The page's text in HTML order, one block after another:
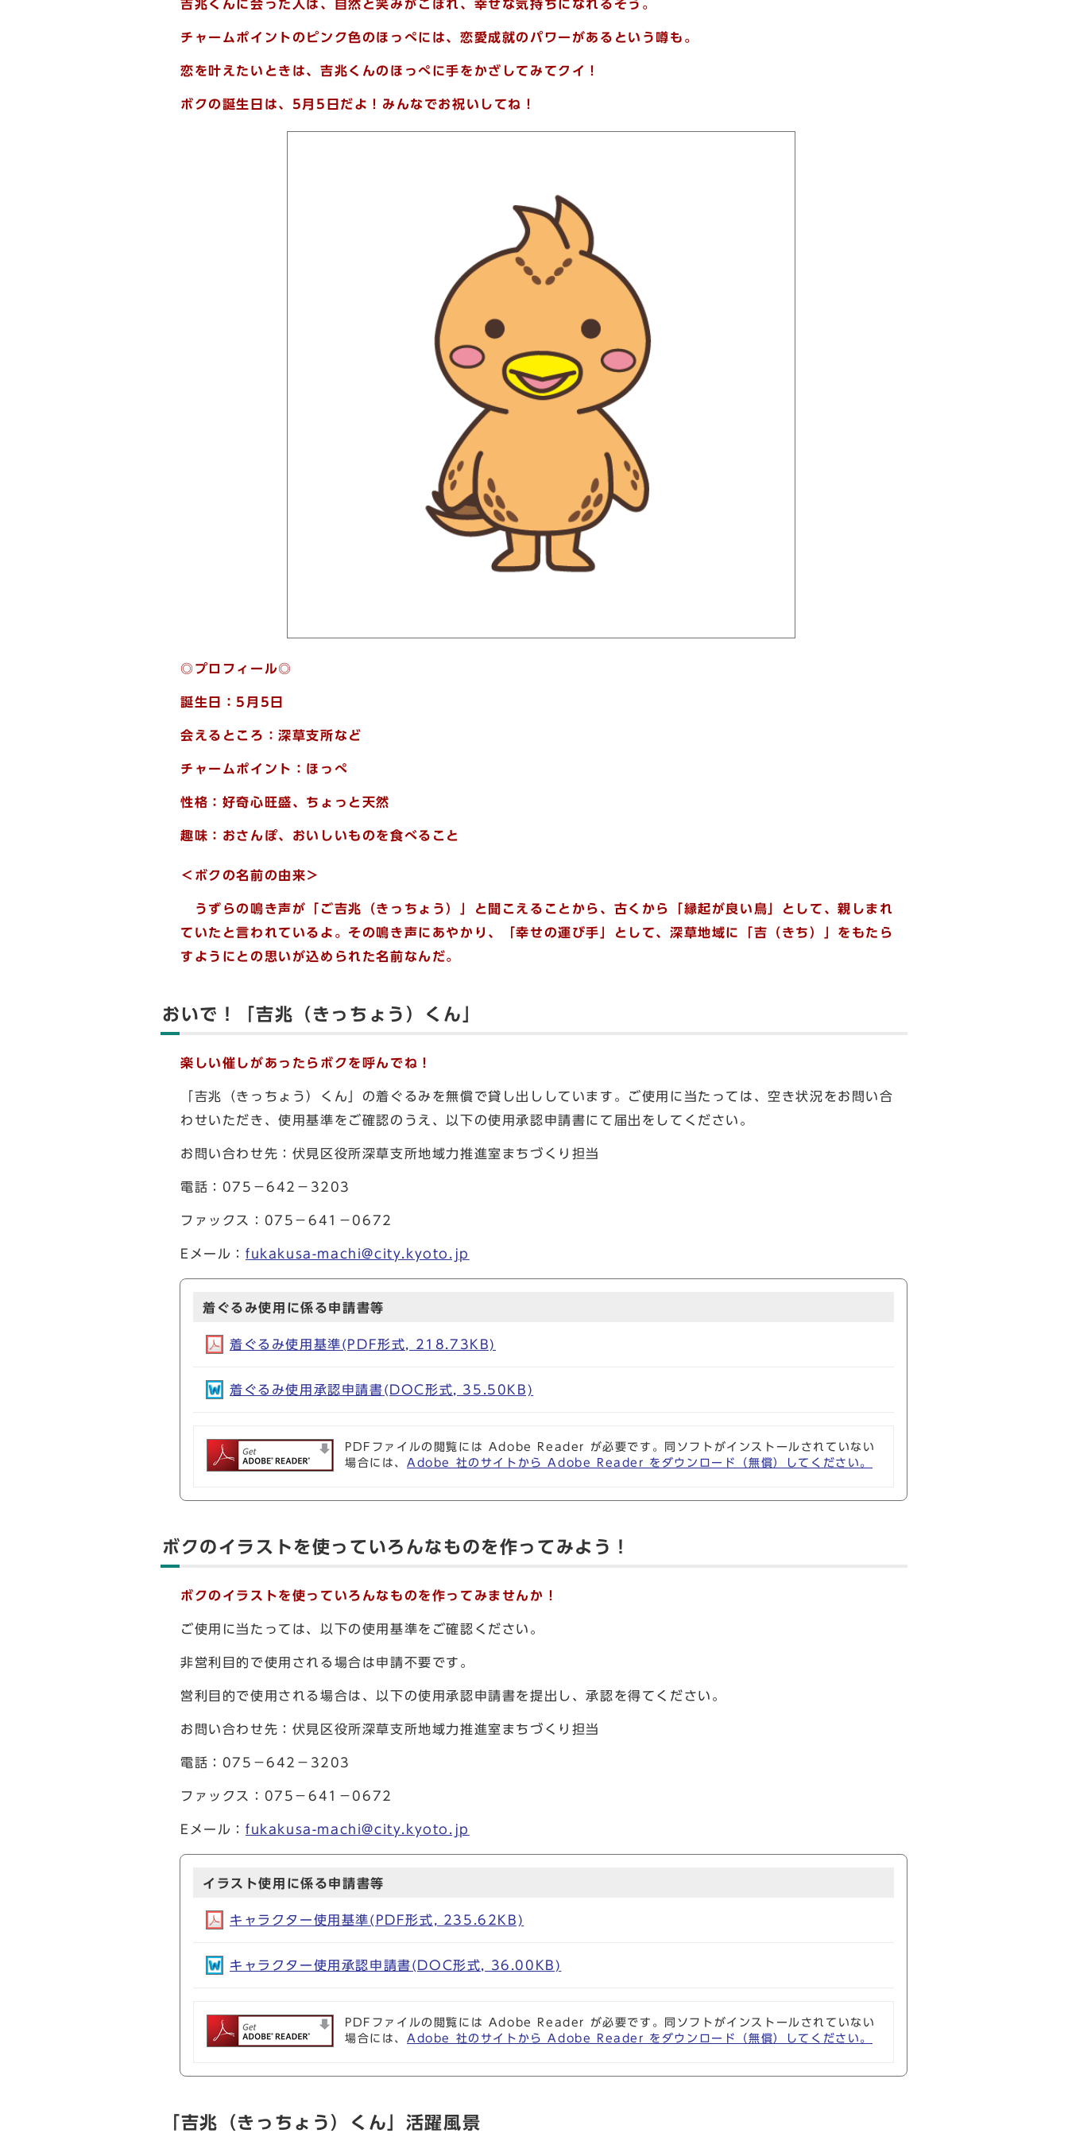
吉兆くんに会った人は、自然と笑みがこぼれ、幸せな気持ちになれるそう。
チャームポイントのピンク色のほっぺには、恋愛成就のパワーがあるという噂も。
恋を叶えたいときは、吉兆くんのほっぺに手をかざしてみてクイ！
ボクの誕生日は、5月5日だよ！みんなでお祝いしてね！
◎プロフィール◎
誕生日：5月5日
会えるところ：深草支所など
チャームポイント：ほっぺ
性格：好奇心旺盛、ちょっと天然
趣味：おさんぽ、おいしいものを食べること
＜ボクの名前の由来＞
うずらの鳴き声が「ご吉兆（きっちょう）」と聞こえることから、古くから「縁起が良い鳥」として、親しまれ
ていたと言われているよ。 その鳴き声にあやかり、「幸せの運び手」として、深草地域に「吉（きち）」をもたら
すようにとの思いが込められた名前なんだ。
おいで！「吉兆（きっちょう）くん」
楽しい催しがあったらボクを呼んでね！
「吉兆（きっちょう）くん」の着ぐるみを無償で貸し出ししています。ご使用に当たっては、空き状況をお問い合
わせいただき、使用基準をご確認のうえ、以下の使用承認申請書にて届出をしてください。
お問い合わせ先：伏見区役所深草支所地域力推進室まちづくり担当
電話：075－642－3203
ファックス：075－641－0672
Eメール： fukakusa-machi@city.kyoto.jp
着ぐるみ使用に係る申請書等
着ぐるみ使用基準(PDF形式, 218.73KB)
着ぐるみ使用承認申請書(DOC形式, 35.50KB)
PDFファイルの閲覧には Adobe Reader が必要です。同ソフトがインストールされていない
場合には、 Adobe 社のサイトから Adobe Reader をダウンロード（無償）してください。
ボクのイラストを使っていろんなものを作ってみよう！
ボクのイラストを使っていろんなものを作ってみませんか！
ご使用に当たっては、以下の使用基準をご確認ください。
非営利目的で使用される場合は申請不要です。
営利目的で使用される場合は、以下の使用承認申請書を提出し、承認を得てください。
お問い合わせ先：伏見区役所深草支所地域力推進室まちづくり担当
電話：075－642－3203
ファックス：075－641－0672
Eメール： fukakusa-machi@city.kyoto.jp
イラスト使用に係る申請書等
キャラクター使用基準(PDF形式, 235.62KB)
キャラクター使用承認申請書(DOC形式, 36.00KB)
PDFファイルの閲覧には Adobe Reader が必要です。同ソフトがインストールされていない
場合には、 Adobe 社のサイトから Adobe Reader をダウンロード（無償）してください。
「吉兆（きっちょう）くん」活躍風景